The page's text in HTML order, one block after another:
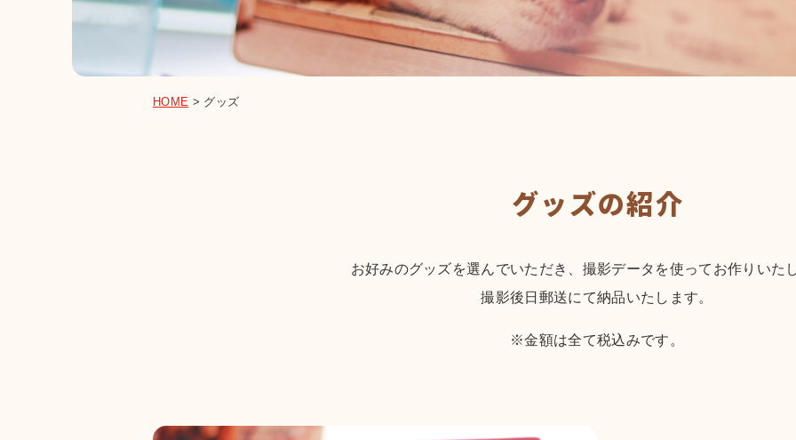
HOME > グッズ
グッズの紹介
お好みのグッズを選んでいただき、撮影データを使ってお作りいた
撮影後日郵送にて納品いたします。
※金額は全て税込みです。